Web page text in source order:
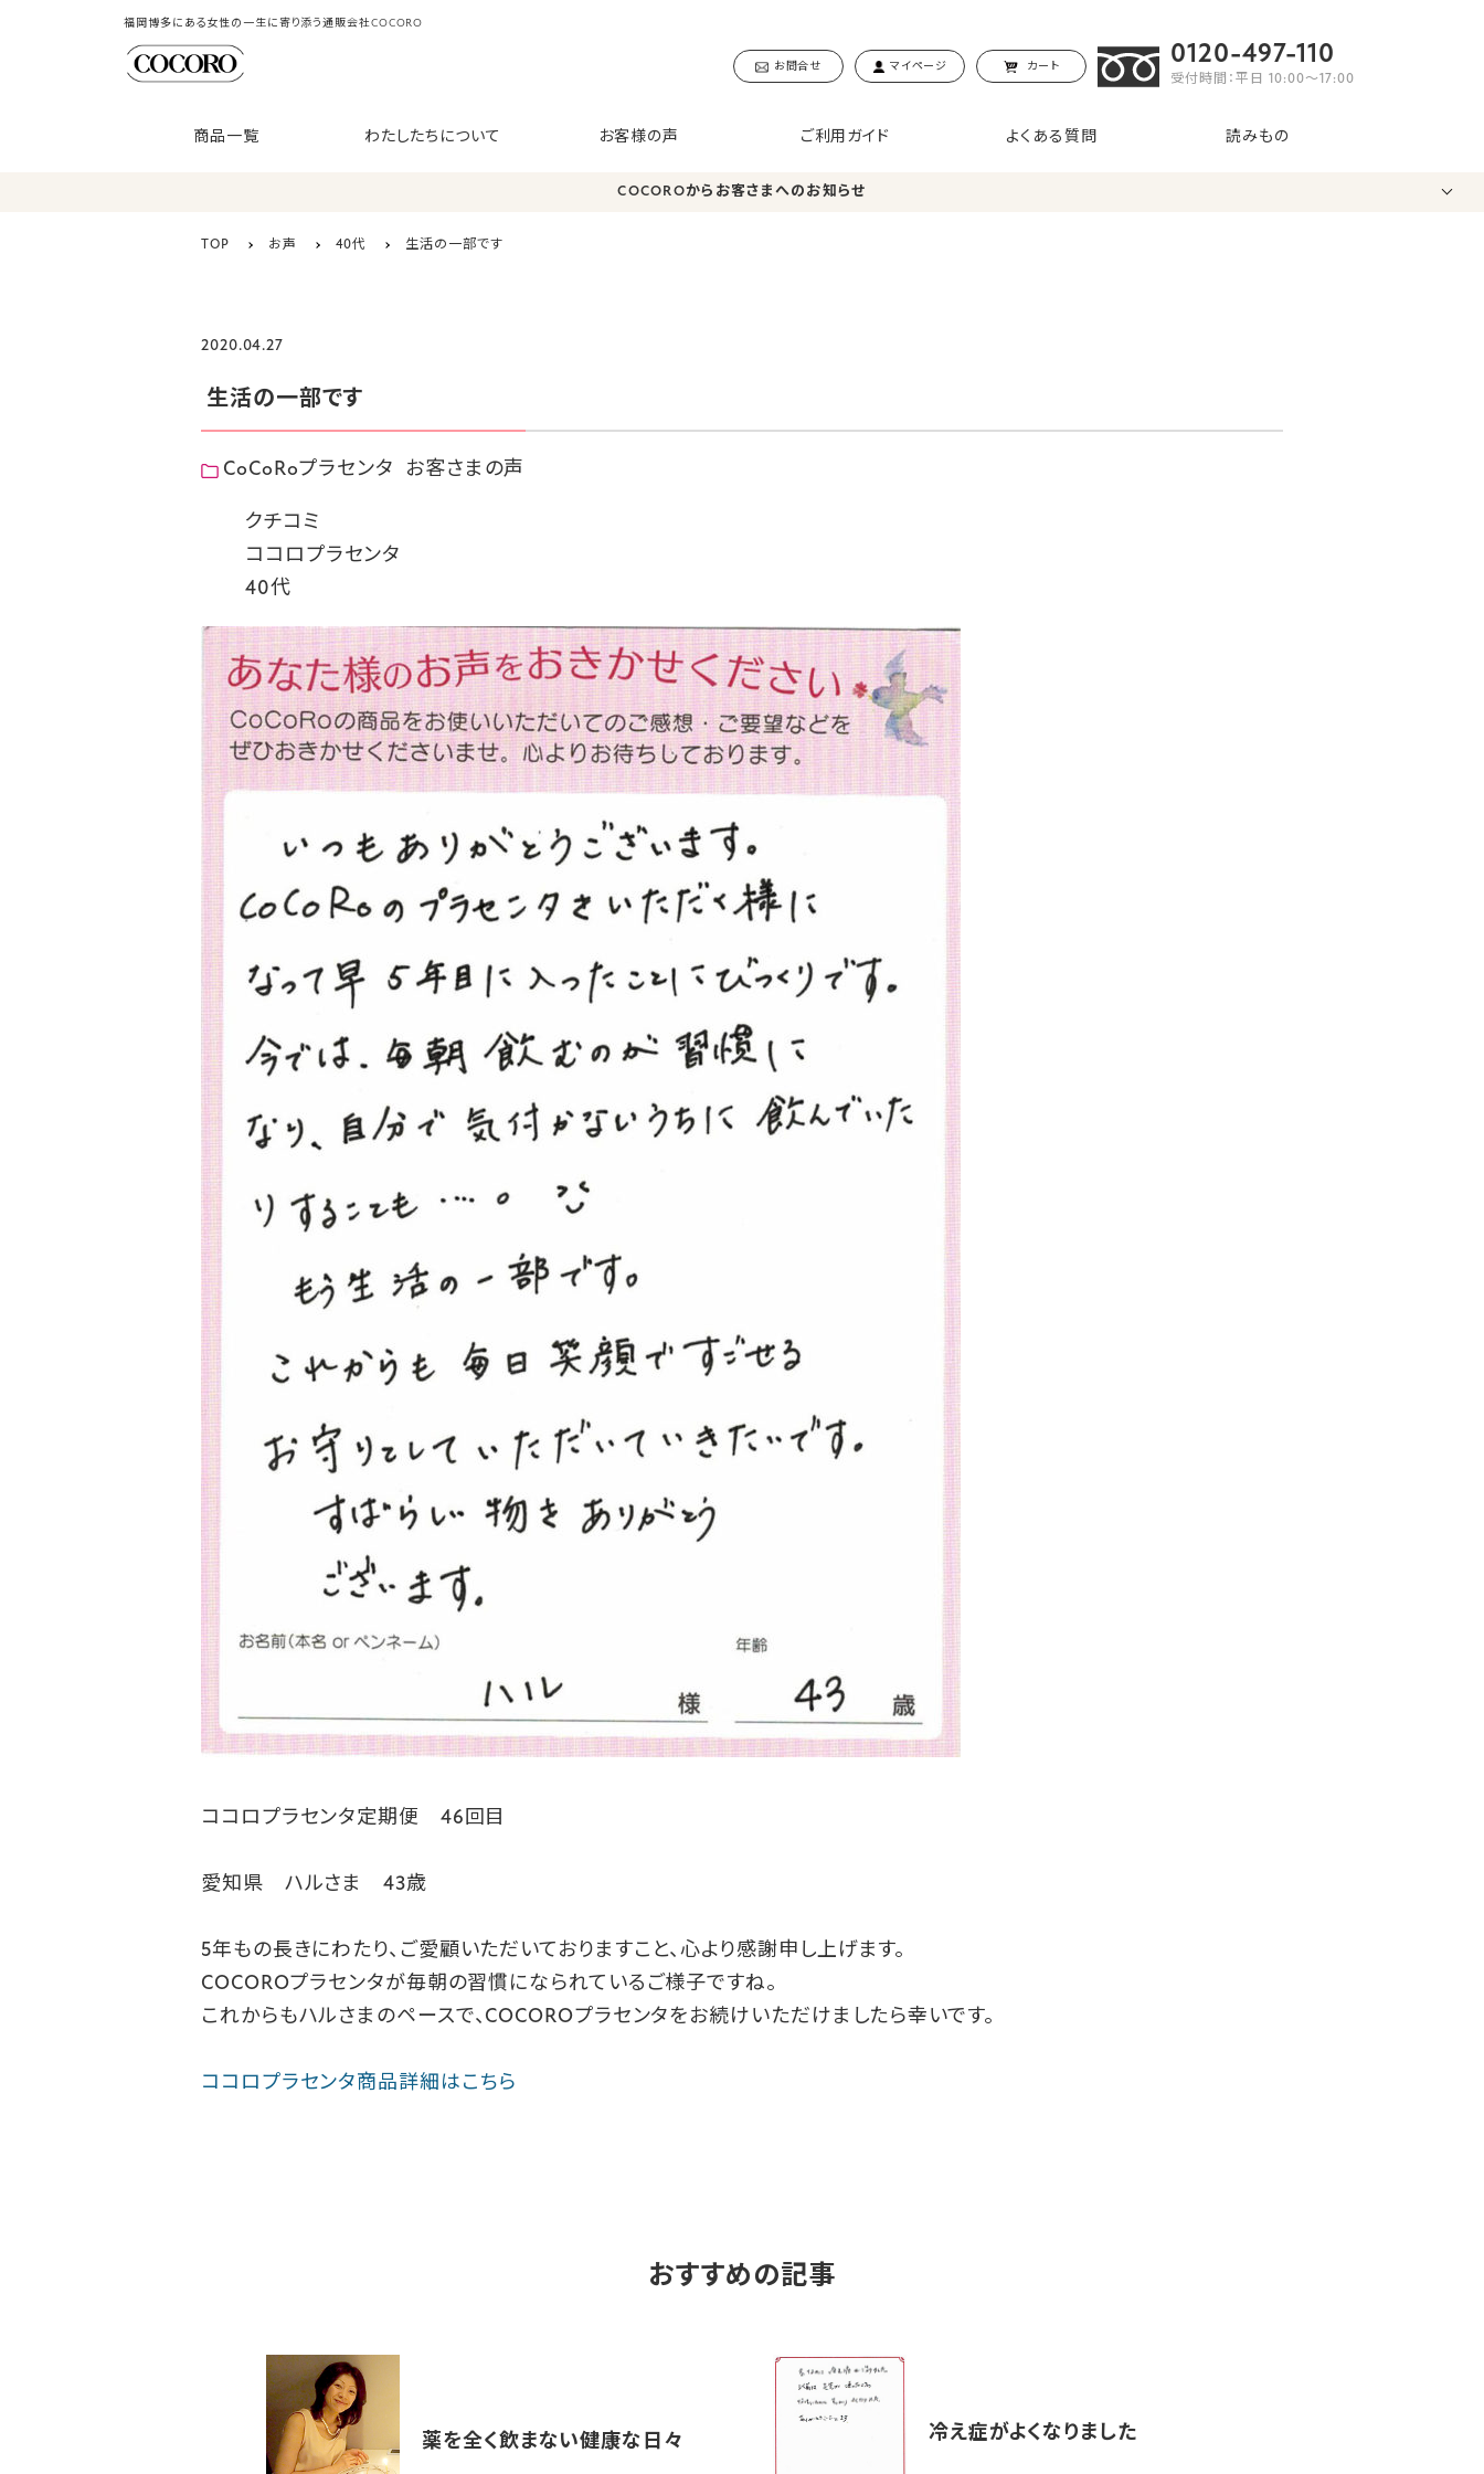
福岡博多にある女性の一生に寄り添う通販会社COCORO
お問合せ マイページ カート 0120-497-110
受付時間：平日 10:00〜17:00
商品一覧 わたしたちについて お客様の声 ご利用ガイド よくある質問 読みもの
COCOROからお客さまへのお知らせ
TOP お声 40代 生活の一部です
2020.04.27
生活の一部です
CoCoRoプラセンタ お客さまの声
クチコミ
ココロプラセンタ
40代
ココロプラセンタ定期便 46回目
愛知県 ハルさま 43歳
5年もの長きにわたり、ご愛顧いただいておりますこと、心より感謝申し上げます。
COCOROプラセンタが毎朝の習慣になられているご様子ですね。
これからもハルさまのペースで、COCOROプラセンタをお続けいただけましたら幸いです。
ココロプラセンタ商品詳細はこちら
おすすめの記事
薬を全く飲まない健康な日々 冷え症がよくなりました